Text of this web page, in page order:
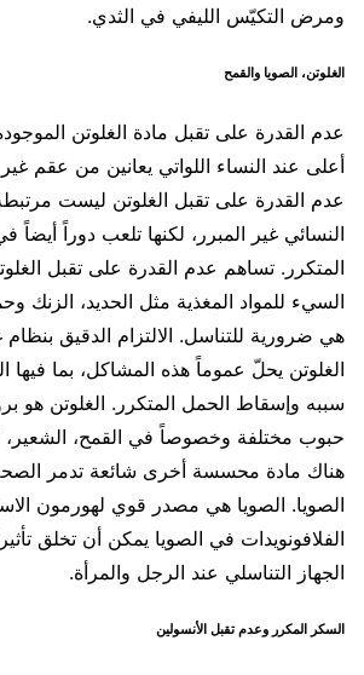
ومرض التكيّس الليفي في الثدي.
الغلوتن، الصويا والقمح
عدم القدرة على تقبل مادة الغلوتن
أعلى عند النساء اللواتي يعانين من عقم
عدم القدرة على تقبل الغلوتن ليست
النسائي غير المبرر، لكنها تلعب دوراً
المتكرر. تساهم عدم القدرة على تقبل
السيء للمواد المغذية مثل الحديد، الزنك
هي ضرورية للتناسل. الالتزام الدقيق
الغلوتن يحلّ عموماً هذه المشاكل، بما فيها
سببه وإسقاط الحمل المتكرر. الغلوتن هو
حبوب مختلفة وخصوصاً في القمح، الشعير،
هناك مادة محسسة أخرى شائعة تدمر
الصويا. الصويا هي مصدر قوي لهورمون
الفلافونويدات في الصويا يمكن أن تخلق
الجهاز التناسلي عند الرجل والمرأة.
السكر المكرر وعدم تقبل الأنسولين